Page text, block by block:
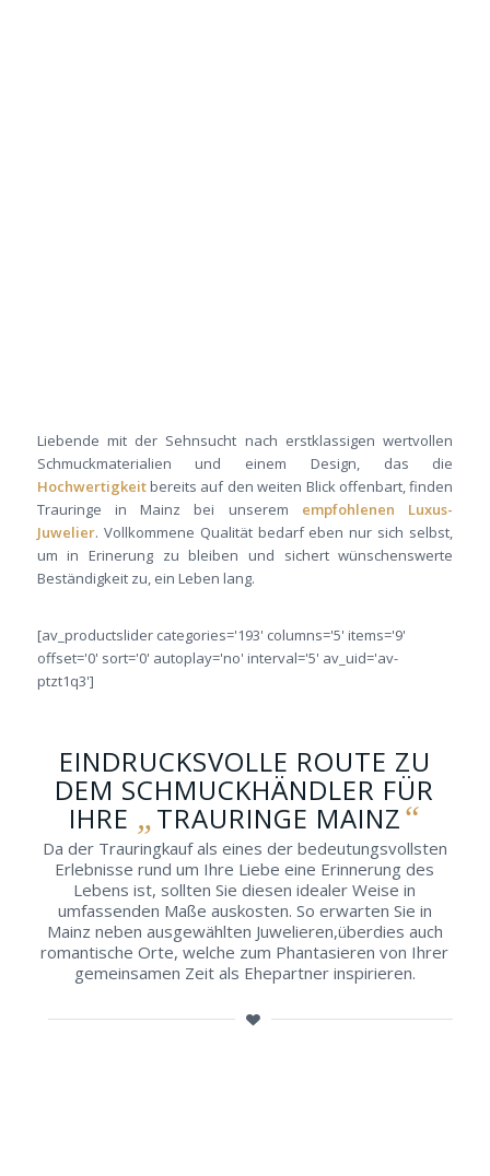
Liebende mit der Sehnsucht nach erstklassigen wertvollen
Schmuckmaterialien und einem Design, das die
Hochwertigkeitbereits auf den weiten Blick offenbart, finden
Trauringe in Mainz bei unserem empfohlenen Luxus-
Juwelier. Vollkommene Qualität bedarf eben nur sich selbst,
um in Erinerung zu bleiben und sichert wünschenswerte
Beständigkeit zu, ein Leben lang.
[av_productslider categories='193' columns='5' items='9'
offset='0' sort='0' autoplay='no' interval='5' av_uid='av-
ptzt1q3']
EINDRUCKSVOLLE ROUTE ZU
DEM SCHMUCKHÄNDLER FÜR
IHRE „TRAURINGE MAINZ“
Da der Trauringkauf als eines der bedeutungsvollsten
Erlebnisse rund um Ihre Liebe eine Erinnerung des
Lebens ist, sollten Sie diesen idealer Weise in
umfassenden Maße auskosten. So erwarten Sie in
Mainz neben ausgewählten Juwelieren,überdies auch
romantische Orte, welche zum Phantasieren von Ihrer
gemeinsamen Zeit als Ehepartner inspirieren.